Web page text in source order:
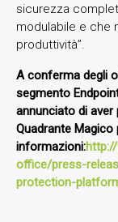
sicurezza
modulabile e che
produttività”.
A conferma degli
segmento
annunciato di aver
Quadrante Magico
informazioni:
office/press-
protection-